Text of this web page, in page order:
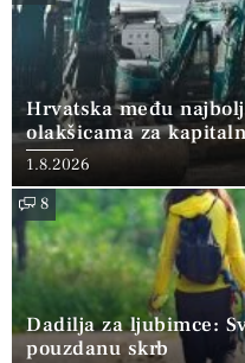
Hrvatska među
olakšicama za
1.8.2026
8
Dadilja za ljubimce:
pouzdanu skrb